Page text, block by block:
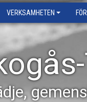
VERKSAMHETEN